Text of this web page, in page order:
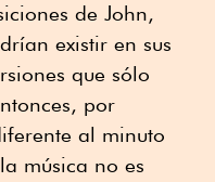
de John,
existir en sus
que sólo
por
al minuto
música no es